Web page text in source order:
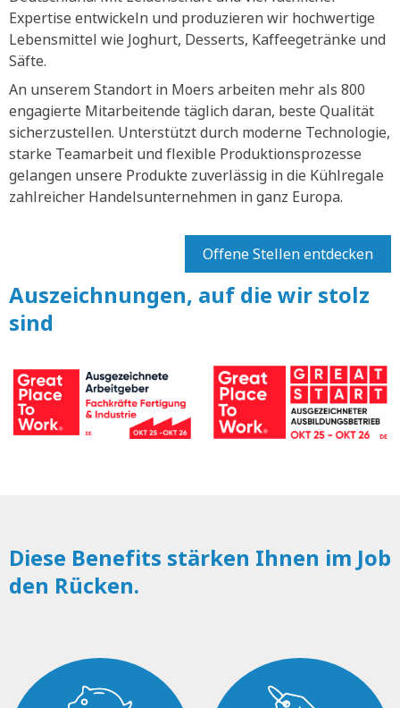
Expertise entwickeln und produzieren wir hochwertige
Lebensmittel wie Joghurt, Desserts, Kaffeegetränke und
Säfte.
An unserem Standort in Moers arbeiten mehr als 800
engagierte Mitarbeitende täglich daran, beste Qualität
sicherzustellen. Unterstützt durch moderne Technologie,
starke Teamarbeit und flexible Produktionsprozesse
gelangen unsere Produkte zuverlässig in die Kühlregale
zahlreicher Handelsunternehmen in ganz Europa.
Offene Stellen entdecken
Auszeichnungen, auf die wir stolz
sind
Diese Benefits stärken Ihnen im Job
den Rücken.